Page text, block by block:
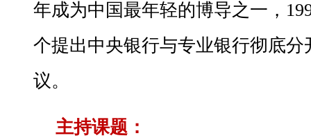
年成为中国最年轻的博导之一，
个提出中央银行与专业银行彻底
议。
主持课题：